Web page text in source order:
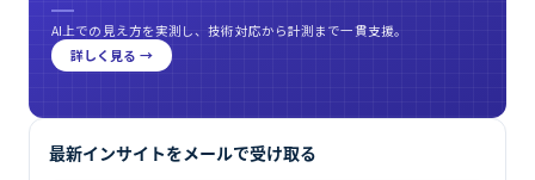
AI上での見え方を実測し、技術対応から計測まで一貫支援。
詳しく見る →
最新インサイトをメールで受け取る